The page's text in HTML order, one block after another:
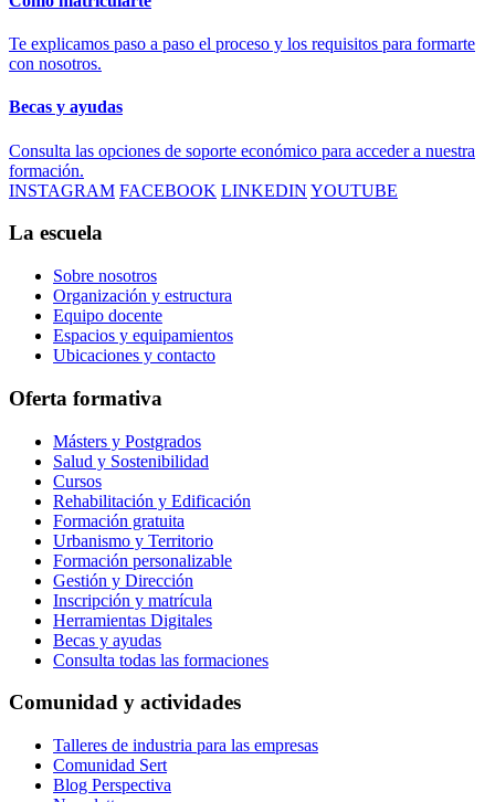
Te explicamos paso a paso el proceso y los requisitos para formarte
con nosotros.
Becas y ayudas
Consulta las opciones de soporte económico para acceder a nuestra
formación.
INSTAGRAM FACEBOOK LINKEDIN YOUTUBE
La escuela
Sobre nosotros
Organización y estructura
Equipo docente
Espacios y equipamientos
Ubicaciones y contacto
Oferta formativa
Másters y Postgrados
Salud y Sostenibilidad
Cursos
Rehabilitación y Edificación
Formación gratuita
Urbanismo y Territorio
Formación personalizable
Gestión y Dirección
Inscripción y matrícula
Herramientas Digitales
Becas y ayudas
Consulta todas las formaciones
Comunidad y actividades
Talleres de industria para las empresas
Comunidad Sert
Blog Perspectiva